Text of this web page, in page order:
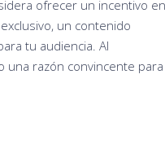
ofrecer un incentivo en
un contenido
tu audiencia. Al
una razón convincente para